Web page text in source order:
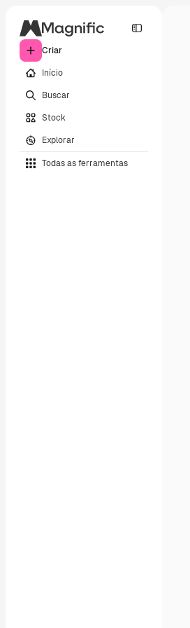
Criar
Início
Buscar
Stock
Explorar
Todas as ferramentas